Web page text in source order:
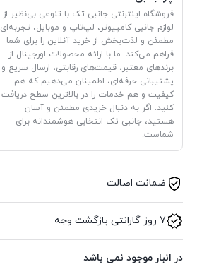
فروشگاه اینترنتی جانبی تک با تنوعی بی‌نظیر از
لوازم جانبی کامپیوتر، لپ‌تاپ و موبایل، تجربه‌ای
مطمئن و لذت‌بخش از خرید آنلاین را برای شما
فراهم می‌کند. ما با ارائه محصولات اورجینال از
برندهای معتبر، قیمت‌های رقابتی، ارسال سریع و
پشتیبانی حرفه‌ای، اطمینان می‌دهیم که هم
کیفیت و هم خدمات را در بالاترین سطح دریافت
کنید. اگر به دنبال خریدی مطمئن و آسان
هستید، جانبی تک انتخابی هوشمندانه برای
شماست.
ضمانت اصالت
7 روز گارانتی بازگشت وجه
در انبار موجود نمی باشد